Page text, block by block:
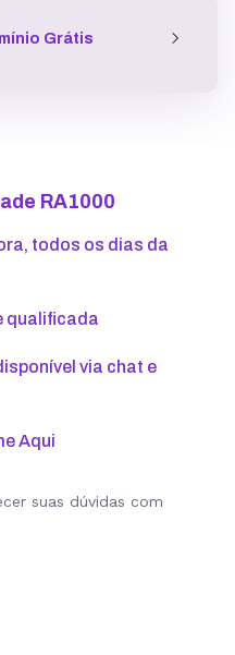
Grátis
RA1000
todos os dias da
qualificada
via chat e
Aqui
suas dúvidas com